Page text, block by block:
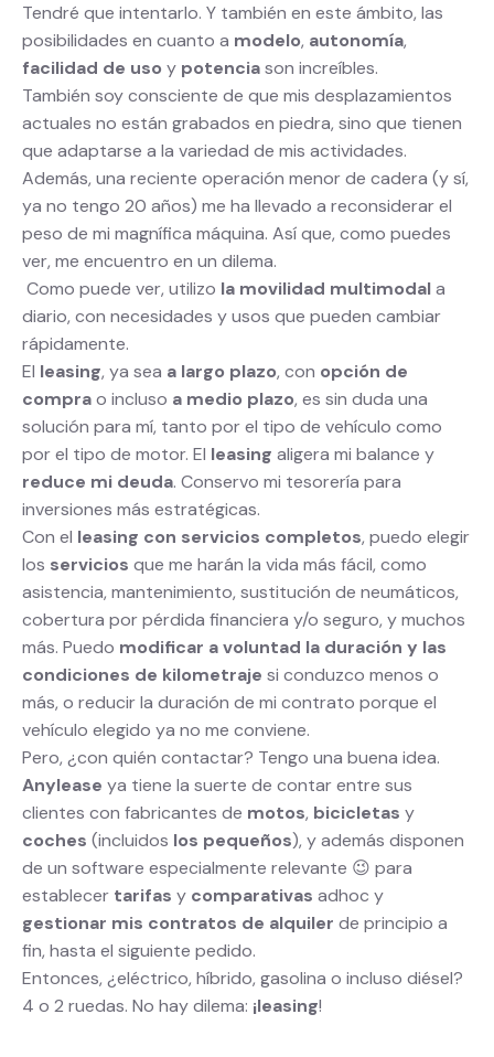
Tendré que intentarlo. Y también en este ámbito, las
posibilidades en cuanto a modelo, autonomía,
facilidad de uso y potenciason increíbles.
También soy consciente de que mis desplazamientos
actuales no están grabados en piedra, sino que tienen
que adaptarse a la variedad de mis actividades.
Además, una reciente operación menor de cadera (y sí,
ya no tengo 20 años) me ha llevado a reconsiderar el
peso de mi magnífica máquina. Así que, como puedes
ver, me encuentro en un dilema.
Como puede ver, utilizo la movilidad multimodala
diario, con necesidades y usos que pueden cambiar
rápidamente.
El leasing, ya sea a largo plazo, con opción de
comprao incluso a medio plazo, es sin duda una
solución para mí, tanto por el tipo de vehículo como
por el tipo de motor. El leasing aligera mi balance y
reduce mi deuda. Conservo mi tesorería para
inversiones más estratégicas.
Con el leasing con servicios completos, puedo elegir
los servicios que me harán la vida más fácil, como
asistencia, mantenimiento, sustitución de neumáticos,
cobertura por pérdida financiera y/o seguro, y muchos
más. Puedo modificar a voluntad la duración y las
condiciones de kilometraje si conduzco menos o
más, o reducir la duración de mi contrato porque el
vehículo elegido ya no me conviene.
Pero, ¿con quién contactar? Tengo una buena idea.
Anylease ya tiene la suerte de contar entre sus
clientes con fabricantes de motos, bicicletas y
coches (incluidos los pequeños), y además disponen
de un software especialmente relevante 😉 para
establecer tarifas y comparativas adhoc y
gestionar mis contratos de alquiler de principio a
fin, hasta el siguiente pedido.
Entonces, ¿eléctrico, híbrido, gasolina o incluso diésel?
4 o 2 ruedas. No hay dilema: ¡leasing!